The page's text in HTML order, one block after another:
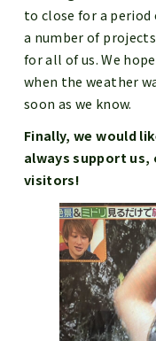
to close for a
a number of
for all of us. We
when the weather
soon as we know.
Finally, we would
always support us,
visitors!